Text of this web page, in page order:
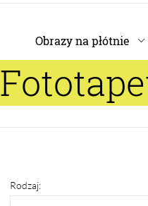
Obrazy na płótnie
Rodzaj: